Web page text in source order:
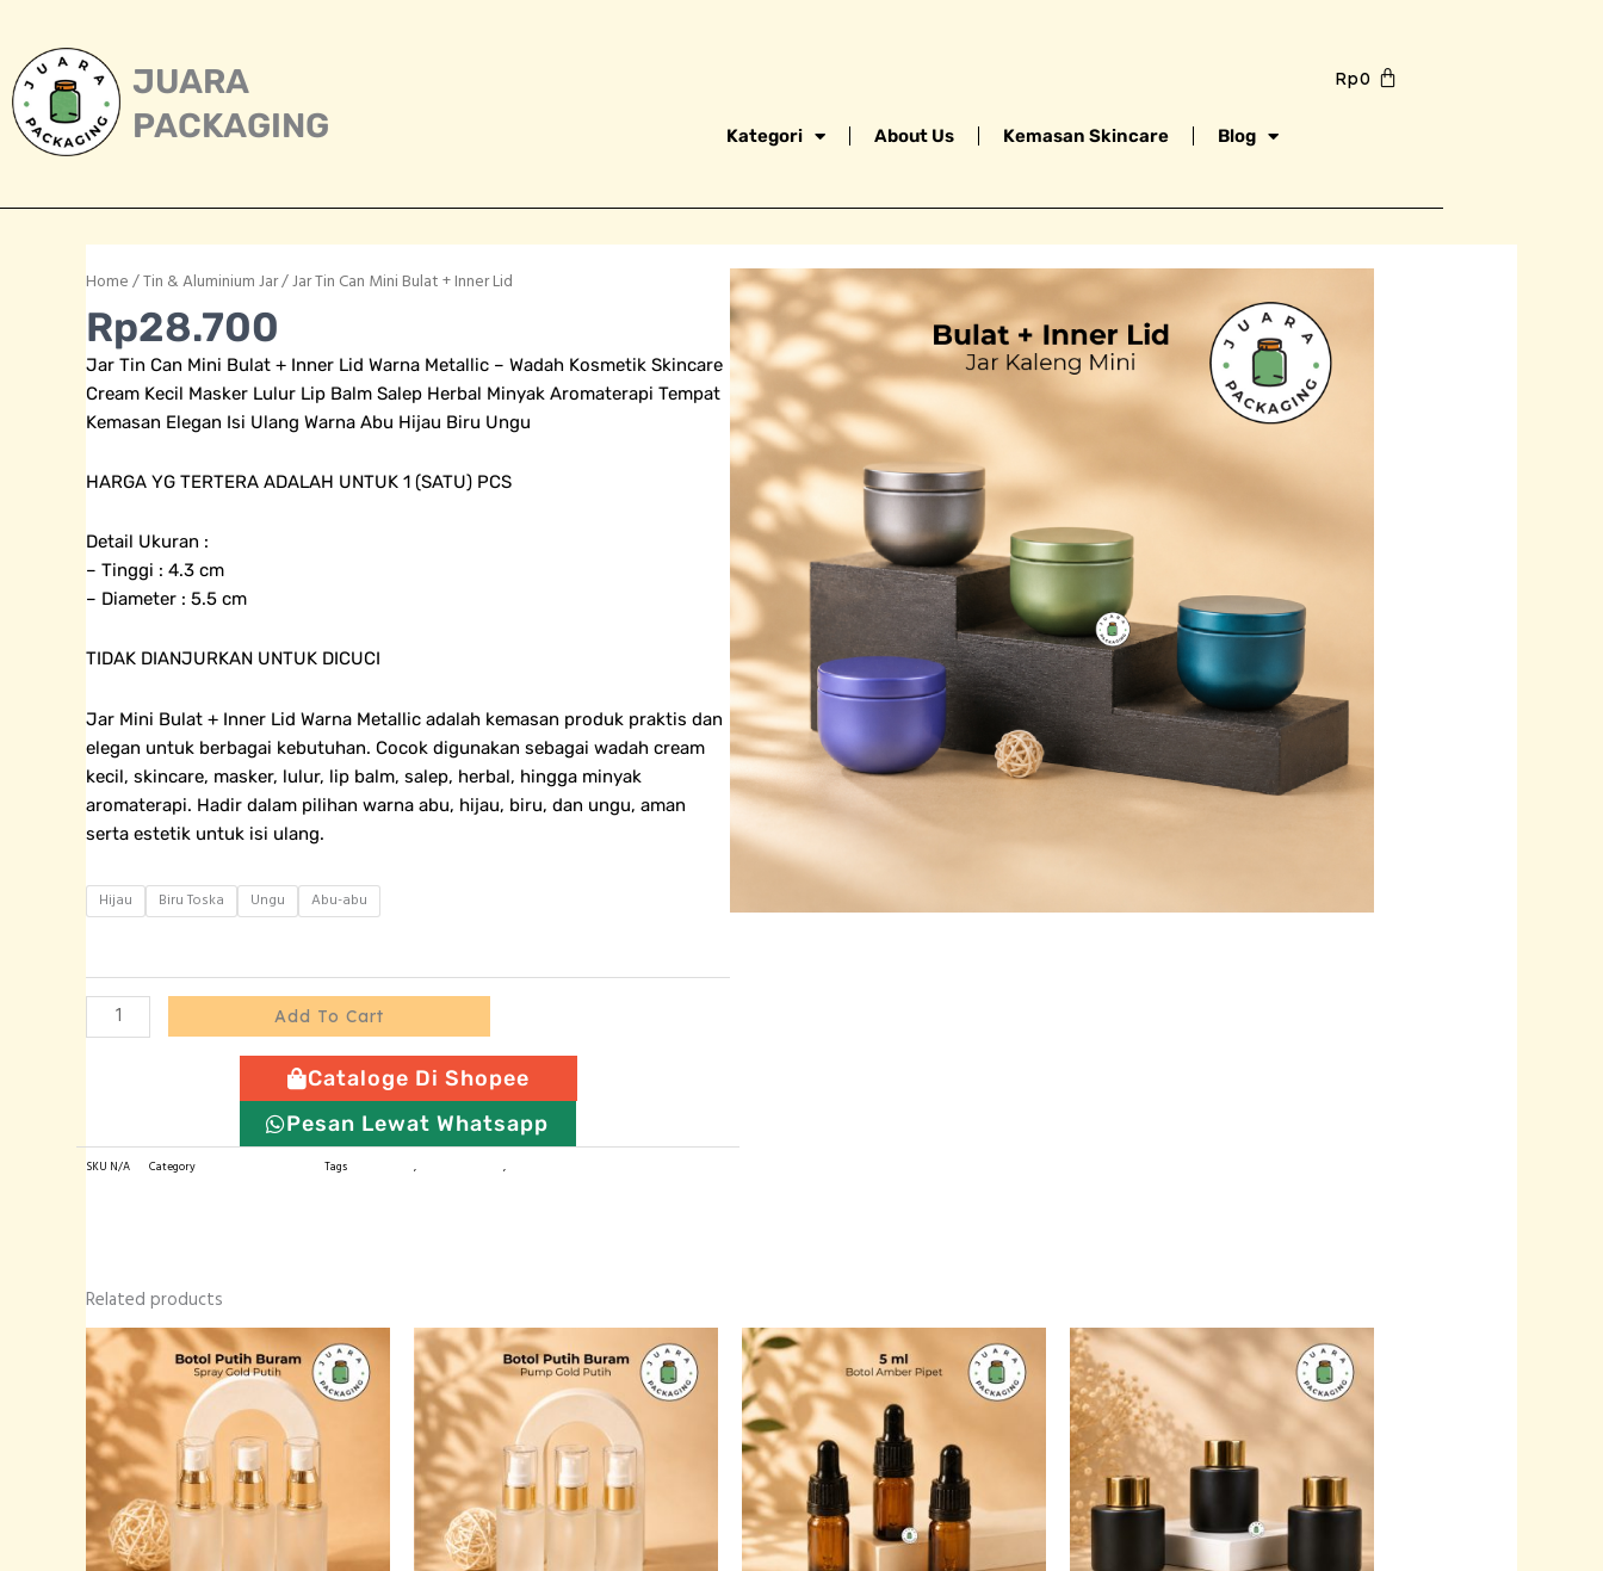
content
JUARA
PACKAGING
Rp0
Kategori About Us Kemasan Skincare Blog
Home/Tin & Aluminium Jar/ Jar Tin Can Mini Bulat + Inner Lid
Rp28.700
Jar Tin Can Mini Bulat + Inner Lid Warna Metallic – Wadah Kosmetik Skincare
Cream Kecil Masker Lulur Lip Balm Salep Herbal Minyak Aromaterapi Tempat
Kemasan Elegan Isi Ulang Warna Abu Hijau Biru Ungu
HARGA YG TERTERA ADALAH UNTUK 1 (SATU) PCS
Detail Ukuran :
– Tinggi : 4.3 cm
– Diameter : 5.5 cm
TIDAK DIANJURKAN UNTUK DICUCI
Jar Mini Bulat + Inner Lid Warna Metallic adalah kemasan produk praktis dan
elegan untuk berbagai kebutuhan. Cocok digunakan sebagai wadah cream
kecil, skincare, masker, lulur, lip balm, salep, herbal, hingga minyak
aromaterapi. Hadir dalam pilihan warna abu, hijau, biru, dan ungu, aman
serta estetik untuk isi ulang.
Hijau Biru Toska Ungu Abu-abu
Jar
Tin
Mini
Bulat
+
Add To Cart
Cataloge Di Shopee
Pesan Lewat Whatsapp
SKU N/A Category Tags , ,
Related products